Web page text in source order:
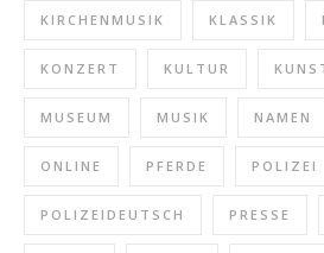
KIRCHENMUSIK KLASSIK
KONZERT KULTUR
MUSEUM MUSIK NAMEN
ONLINE PFERDE POLIZEI
POLIZEIDEUTSCH PRESSE